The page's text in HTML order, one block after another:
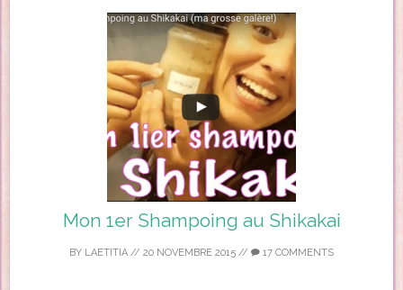
Mon 1er Shampoing au Shikakai
BY LAETITIA // 20 NOVEMBRE 2015 // 17 COMMENTS